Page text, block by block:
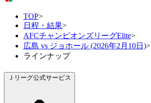
TOP>
日程・結果>
AFCチャンピオンズリーグElite>
広島 vs ジョホール (2026年2月10日)>
ラインナップ
Ｊリーグ公式サービス